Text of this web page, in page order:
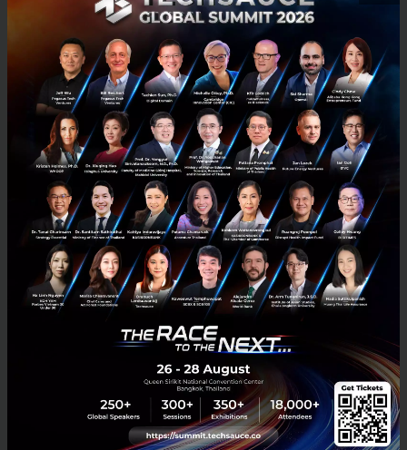
พฤษภาคม 27, 2026| By
Techsauce Team
set TheResilienceOfWealth ThailandInvestmentForum2026
E-mail :contact@techsauce.co
Tel : 02-001-5375
Mobile : 06-4658-9500
Techsauce Media
About Techsauce
Techsauce Services
Privacy Policy
ส่งบทความ